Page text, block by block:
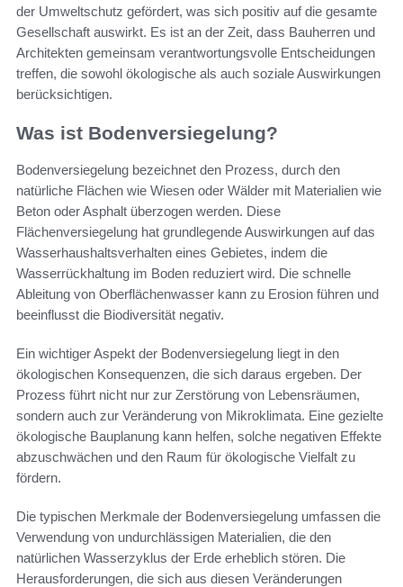
der Umweltschutz gefördert, was sich positiv auf die gesamte
Gesellschaft auswirkt. Es ist an der Zeit, dass Bauherren und
Architekten gemeinsam verantwortungsvolle Entscheidungen
treffen, die sowohl ökologische als auch soziale Auswirkungen
berücksichtigen.
Was ist Bodenversiegelung?
Bodenversiegelung bezeichnet den Prozess, durch den
natürliche Flächen wie Wiesen oder Wälder mit Materialien wie
Beton oder Asphalt überzogen werden. Diese
Flächenversiegelung hat grundlegende Auswirkungen auf das
Wasserhaushaltsverhalten eines Gebietes, indem die
Wasserrückhaltung im Boden reduziert wird. Die schnelle
Ableitung von Oberflächenwasser kann zu Erosion führen und
beeinflusst die Biodiversität negativ.
Ein wichtiger Aspekt der Bodenversiegelung liegt in den
ökologischen Konsequenzen, die sich daraus ergeben. Der
Prozess führt nicht nur zur Zerstörung von Lebensräumen,
sondern auch zur Veränderung von Mikroklimata. Eine gezielte
ökologische Bauplanung kann helfen, solche negativen Effekte
abzuschwächen und den Raum für ökologische Vielfalt zu
fördern.
Die typischen Merkmale der Bodenversiegelung umfassen die
Verwendung von undurchlässigen Materialien, die den
natürlichen Wasserzyklus der Erde erheblich stören. Die
Herausforderungen, die sich aus diesen Veränderungen